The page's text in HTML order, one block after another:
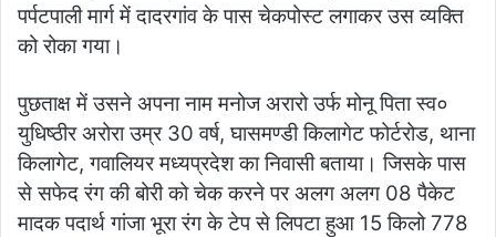
पर्पटपाली मार्ग में दादरगांव के पास चेकपोस्ट लगाकर उस व्यक्ति
को रोका गया।
पुछताक्ष में उसने अपना नाम मनोज अरारो उर्फ मोनू पिता स्व०
युधिष्ठीर अरोरा उम्र 30 वर्ष, घासमण्डी किलागेट फोर्टरोड, थाना
किलागेट, गवालियर मध्यप्रदेश का निवासी बताया। जिसके पास
से सफेद रंग की बोरी को चेक करने पर अलग अलग 08 पैकेट
मादक पदार्थ गांजा भूरा रंग के टेप से लिपटा हुआ 15 किलो 778